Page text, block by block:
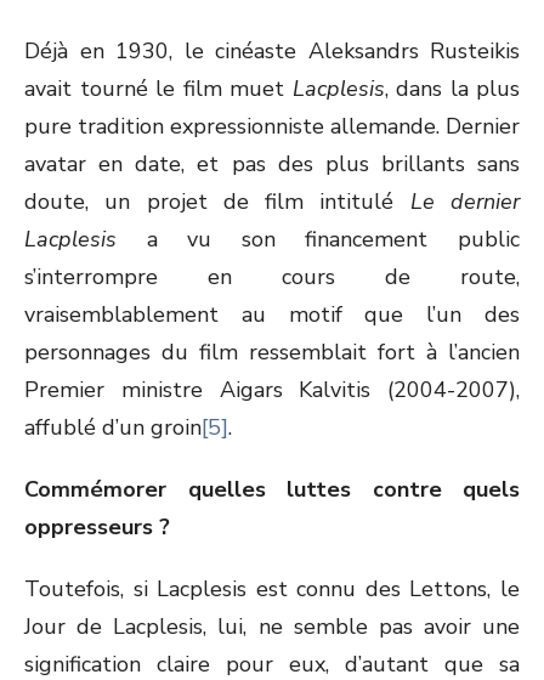
Déjà en 1930, le cinéaste Aleksandrs Rusteikis
avait tourné le film muet Lacplesis, dans la plus
pure tradition expressionniste allemande. Dernier
avatar en date, et pas des plus brillants sans
doute, un projet de film intitulé Le dernier
Lacplesis a vu son financement public
s’interrompre en cours de route,
vraisemblablement au motif que l’un des
personnages du film ressemblait fort à l’ancien
Premier ministre Aigars Kalvitis (2004-2007),
affublé d’un groin[5].
Commémorer quelles luttes contre quels
oppresseurs ?
Toutefois, si Lacplesis est connu des Lettons, le
Jour de Lacplesis, lui, ne semble pas avoir une
signification claire pour eux, d’autant que sa